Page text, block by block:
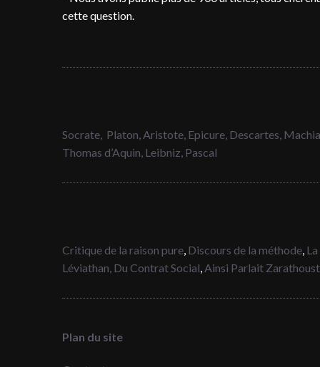
cette question.
Socrate, Platon,Aristote, Epicure, Descartes,
Thomas d’Aquin, Leibniz, Pascal
Critique de la raison pure, Discours de la méthode,
Léviathan, Du Contrat Social,Ainsi Parlait
Plan du site